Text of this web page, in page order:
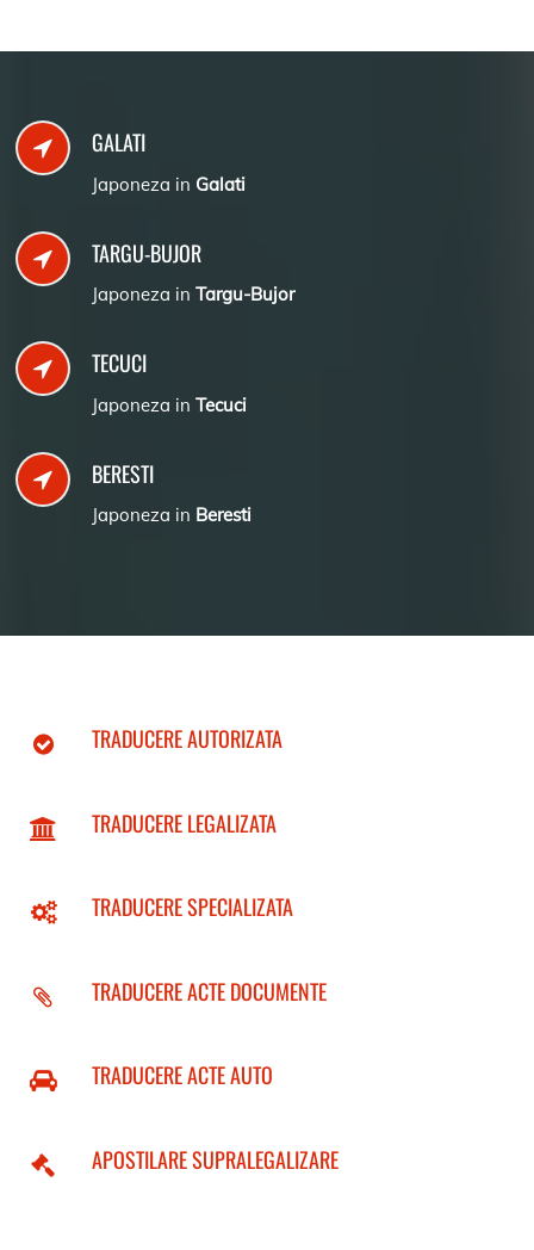
GALATI
Japoneza in Galati
TARGU-BUJOR
Japoneza in Targu-Bujor
TECUCI
Japoneza in Tecuci
BERESTI
Japoneza in Beresti
TRADUCERE AUTORIZATA
TRADUCERE LEGALIZATA
TRADUCERE SPECIALIZATA
TRADUCERE ACTE DOCUMENTE
TRADUCERE ACTE AUTO
APOSTILARE SUPRALEGALIZARE